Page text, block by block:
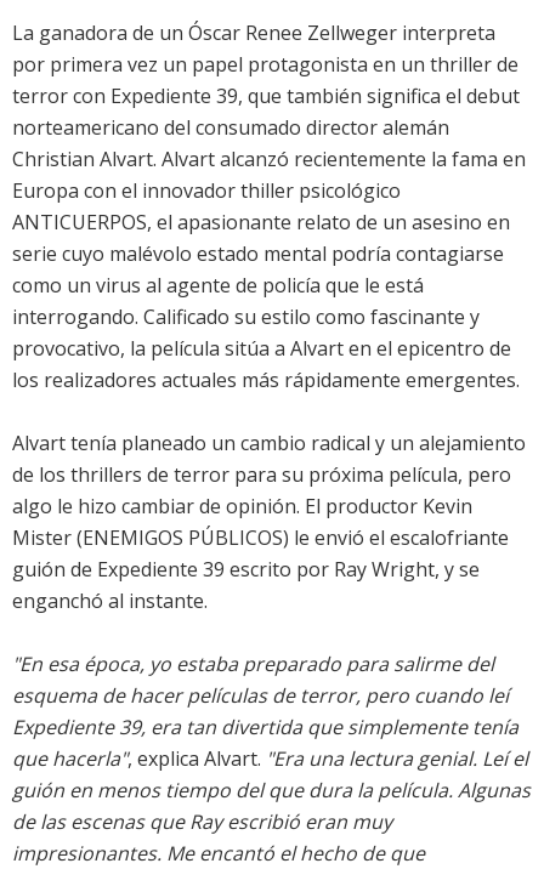
La ganadora de un Óscar Renee Zellweger interpreta
por primera vez un papel protagonista en un thriller de
terror con Expediente 39, que también significa el debut
norteamericano del consumado director alemán
Christian Alvart. Alvart alcanzó recientemente la fama en
Europa con el innovador thiller psicológico
ANTICUERPOS, el apasionante relato de un asesino en
serie cuyo malévolo estado mental podría contagiarse
como un virus al agente de policía que le está
interrogando. Calificado su estilo como fascinante y
provocativo, la película sitúa a Alvart en el epicentro de
los realizadores actuales más rápidamente emergentes.
Alvart tenía planeado un cambio radical y un alejamiento
de los thrillers de terror para su próxima película, pero
algo le hizo cambiar de opinión. El productor Kevin
Mister (ENEMIGOS PÚBLICOS) le envió el escalofriante
guión de Expediente 39 escrito por Ray Wright, y se
enganchó al instante.
"En esa época, yo estaba preparado para salirme del
esquema de hacer películas de terror, pero cuando leí
Expediente 39, era tan divertida que simplemente tenía
que hacerla", explica Alvart. "Era una lectura genial. Leí el
guión en menos tiempo del que dura la película. Algunas
de las escenas que Ray escribió eran muy
impresionantes. Me encantó el hecho de que